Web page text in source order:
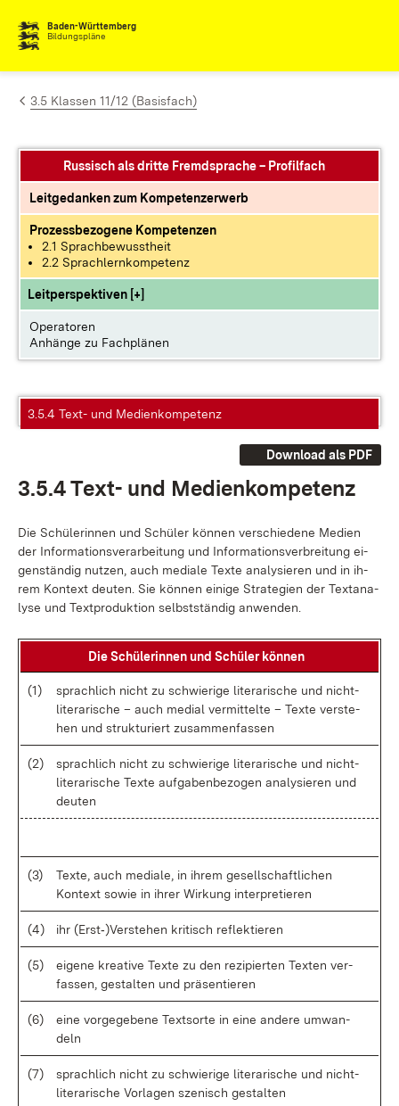
Zum Inhalt springen
Baden-Württemberg
Bildungspläne
3.5 Klassen 11/12 (Basisfach)
Russisch als dritte Fremdsprache – Profilfach
Leitgedanken zum Kompetenzerwerb
Prozessbezogene Kompetenzen
2.1 Sprachbewusstheit
2.2 Sprachlernkompetenz
Leitperspektiven [+]
Operatoren
Anhänge zu Fachplänen
3.5.4 Text- und Medienkompetenz
Download als PDF
3.5.4 Text- und Me­di­en­kom­pe­tenz
Die Schü­le­rin­nen und Schü­ler kön­nen ver­schie­de­ne Me­di­en
der In­for­ma­ti­ons­ver­ar­bei­tung und In­for­ma­ti­ons­ver­brei­tung ei­
gen­stän­dig nut­zen, auch me­dia­le Tex­te ana­ly­sie­ren und in ih­
rem Kon­text deu­ten. Sie kön­nen ei­ni­ge Stra­te­gi­en der Text­ana­
ly­se und Text­pro­duk­ti­on selbst­stän­dig an­wen­den.
Die Schü­le­rin­nen und Schü­ler kön­nen
(1)
sprach­lich nicht zu schwie­ri­ge li­te­ra­ri­sche und nicht­
li­te­ra­ri­sche – auch me­di­al ver­mit­tel­te – Tex­te ver­ste­
hen und struk­tu­riert zu­sam­men­fas­sen
(2)
sprach­lich nicht zu schwie­ri­ge li­te­ra­ri­sche und nicht­
li­te­ra­ri­sche Tex­te auf­ga­ben­be­zo­gen ana­ly­sie­ren und
deu­ten
(3)
Tex­te, auch me­dia­le, in ih­rem ge­sell­schaft­li­chen
Kon­text so­wie in ih­rer Wir­kung in­ter­pre­tie­ren
(4) ihr (Ers­t‑)Ver­ste­hen kri­tisch re­flek­tie­ren
(5)
ei­ge­ne krea­ti­ve Tex­te zu den re­zi­pier­ten Tex­ten ver­
fas­sen, ge­stal­ten und prä­sen­tie­ren
(6)
ei­ne vor­ge­ge­be­ne Text­sor­te in ei­ne an­de­re um­wan­
deln
(7)
sprach­lich nicht zu schwie­ri­ge li­te­ra­ri­sche und nicht­
li­te­ra­ri­sche Vor­la­gen sze­nisch ge­stal­ten